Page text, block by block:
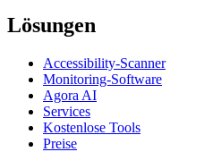
Lösungen
Accessibility-Scanner
Monitoring-Software
Agora AI
Services
Kostenlose Tools
Preise